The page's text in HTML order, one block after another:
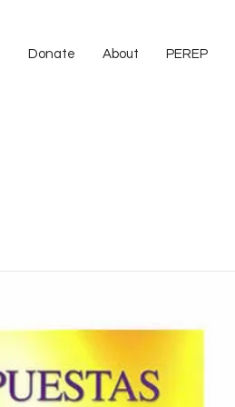
Donate About PEREP